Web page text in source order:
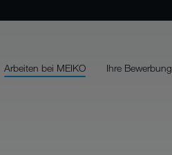
Arbeiten bei MEIKO Ihre Bewerbung